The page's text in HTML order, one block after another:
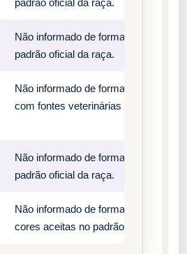
Não informado de forma estruturada
padrão oficial da raça.
Não informado de forma estruturada
com fontes veterinárias e clubes
Não informado de forma estruturada
padrão oficial da raça.
Não informado de forma estruturada
cores aceitas no padrão oficial da